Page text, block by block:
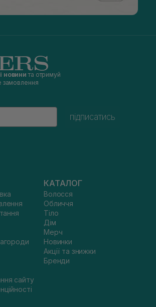
новини та отримуй
замовлення
підписатись
сайту
КАТАЛОГ
Волосся
Обличчя
Тіло
Дім
Мерч
Новинки
Акції та знижки
Бренди